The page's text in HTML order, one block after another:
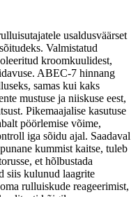
usaldusväärset
Valmistatud
kroomkuulidest,
ABEC-7 hinnang
samas kui kaks
mustuse ja niiskuse eest,
Pikemaajalise kasutuse
pöörlemise võime,
iga sõidu ajal. Saadaval
kummist kaitse, tuleb
et hõlbustada
siis kulunud laagrite
rulluiskude reageerimist,